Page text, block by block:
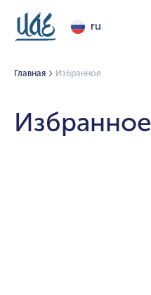
ru
Главная Избранное
Избранное